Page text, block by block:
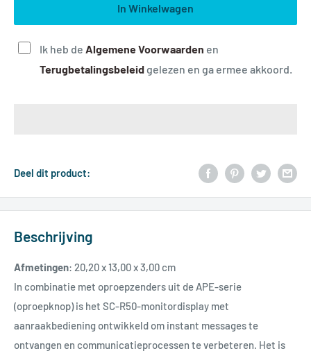
In Winkelwagen
Ik heb de Algemene Voorwaarden en
Terugbetalingsbeleid gelezen en ga ermee akkoord.
Deel dit product:
Beschrijving
Afmetingen: 20,20 x 13,00 x 3,00 cm
In combinatie met oproepzenders uit de APE-serie
(oproepknop) is het SC-R50-monitordisplay met
aanraakbediening ontwikkeld om instant messages te
ontvangen en communicatieprocessen te verbeteren. Het is